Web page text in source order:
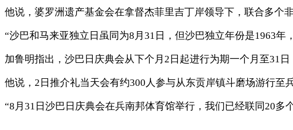
他说，婆罗洲遗产基金会在拿督杰菲里吉丁岸领导下，联合多个
“沙巴和马来亚独立日虽同为8月31日，但沙巴独立年份是1963
加鲁明指出，沙巴日庆典会从下个月2日起进行为期一个月至31日
他说，2日推介礼当天会有约300人参与从东贡岸镇斗磨场游行至
“8月31日沙巴日庆典会在兵南邦体育馆举行，我们已经联同20多